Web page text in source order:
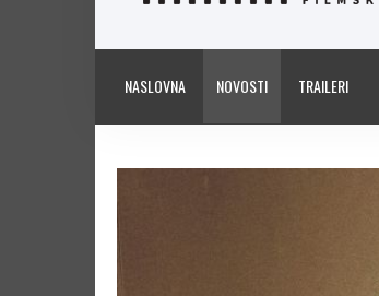
NASLOVNA NOVOSTI TRAILERI